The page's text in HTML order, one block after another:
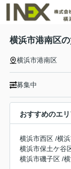
横浜市港南区
横浜市港南区
募集中
おすすめのエ
横浜市西区 /横
横浜市保土ケ谷
横浜市磯子区 /